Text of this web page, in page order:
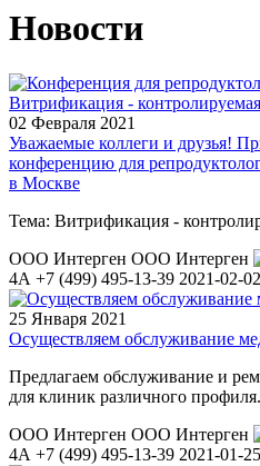
Новости
02 Февраля 2021
Уважаемые коллеги и друзья!
конференцию для
в Москве
Тема: Витрификация -
ООО Интерген ООО Интерген
4А +7 (499) 495-13-39 2021-02-02
25 Января 2021
Осуществляем обслуживание
Предлагаем обслуживание и
для клиник различного профиля.
ООО Интерген ООО Интерген
4А +7 (499) 495-13-39 2021-01-25